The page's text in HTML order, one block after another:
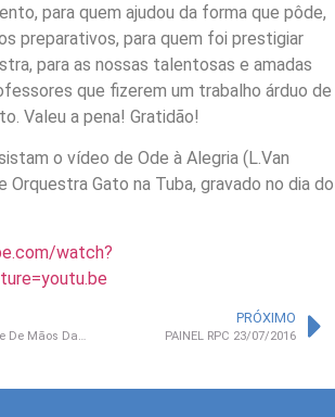
para quem ajudou da forma que pôde,
preparativos, para quem foi prestigiar
para as nossas talentosas e amadas
que fizerem um trabalho árduo de
Valeu a pena! Gratidão!
o vídeo de Ode à Alegria (L.Van
Orquestra Gato na Tuba, gravado no dia do
watch?
Concerto Beneficente De Mãos Dadas foi um sucesso!
PRÓXIMO
PAINEL RPC 23/07/2016